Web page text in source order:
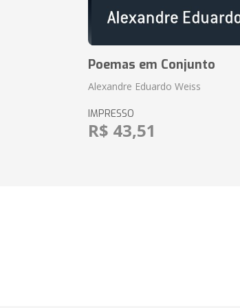
Poemas em Conjunto
Alexandre Eduardo Weiss
IMPRESSO
R$ 43,51